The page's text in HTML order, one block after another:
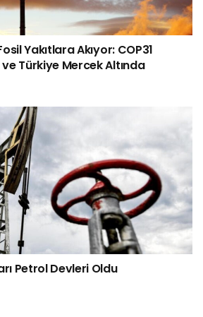
Yakıtlara Akıyor: COP31
Türkiye Mercek Altında
Petrol Devleri Oldu